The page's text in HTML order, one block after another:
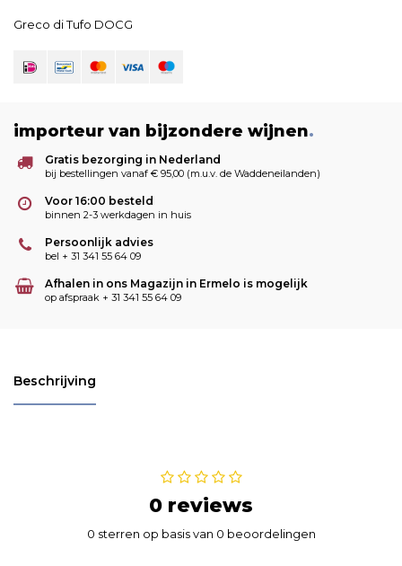
Greco di Tufo DOCG
importeur van bijzondere wijnen.
Gratis bezorging in Nederland
bij bestellingen vanaf € 95,00 (m.u.v. de Waddeneilanden)
Voor 16:00 besteld
binnen 2-3 werkdagen in huis
Persoonlijk advies
bel + 31 341 55 64 09
Afhalen in ons Magazijn in Ermelo is mogelijk
op afspraak + 31 341 55 64 09
Beschrijving
0 reviews
0 sterren op basis van 0 beoordelingen